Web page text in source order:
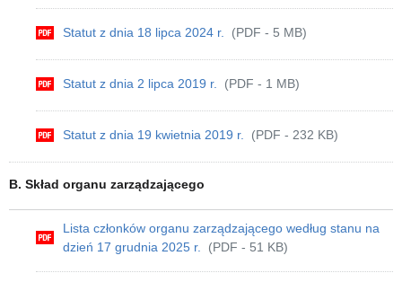
Statut z dnia 18 lipca 2024 r. (PDF - 5 MB)
Statut z dnia 2 lipca 2019 r. (PDF - 1 MB)
Statut z dnia 19 kwietnia 2019 r. (PDF - 232 KB)
B. Skład organu zarządzającego
Lista członków organu zarządzającego według stanu na
dzień 17 grudnia 2025 r.
(PDF - 51 KB)